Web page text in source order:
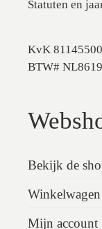
Statuten en
KvK 81145500
BTW#
Bekijk de
Winkelwagen
Mijn account